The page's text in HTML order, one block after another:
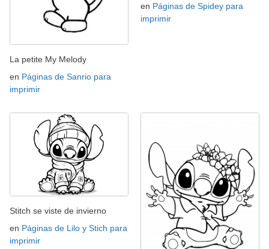
La petite My Melody
en Páginas de Sanrio para
imprimir
en Páginas de Spidey para
imprimir
Stitch se viste de invierno
en Páginas de Lilo y Stich para
imprimir